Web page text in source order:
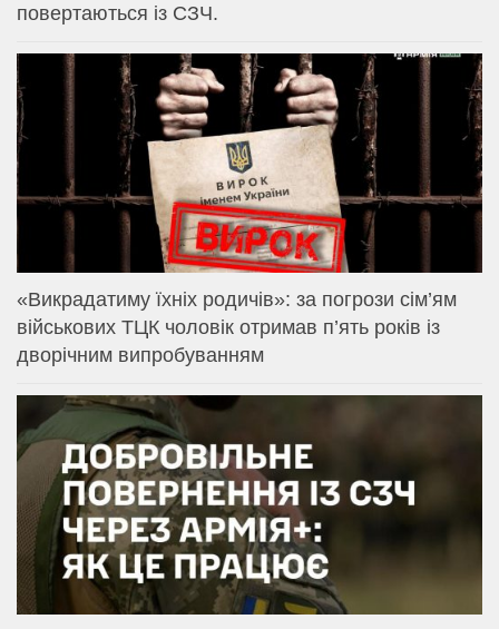
повертаються із СЗЧ.
«Викрадатиму їхніх родичів»: за погрози сім’ям
військових ТЦК чоловік отримав п’ять років із
дворічним випробуванням